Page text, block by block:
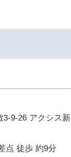
3-9-26 アクシス新
点 徒歩 約9分